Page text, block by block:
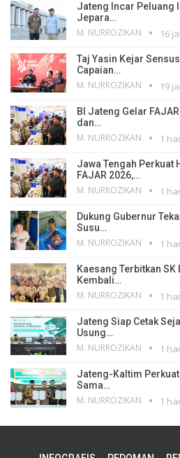
Jateng Incar Peluang
Jepara…
M. NURROZIKAN 16
Taj Yasin Kejar
Capaian…
M. NURROZIKAN 19
BI Jateng Gelar
dan…
M. NURROZIKAN 1
Jawa Tengah Perkuat
FAJAR 2026,…
M. NURROZIKAN 1
Dukung Gubernur
Susu…
M. NURROZIKAN 1
Kaesang Terbitkan
Kembali…
M. NURROZIKAN 1
Jateng Siap Cetak
Usung…
M. NURROZIKAN 1
Jateng-Kaltim
Sama…
M. NURROZIKAN 1